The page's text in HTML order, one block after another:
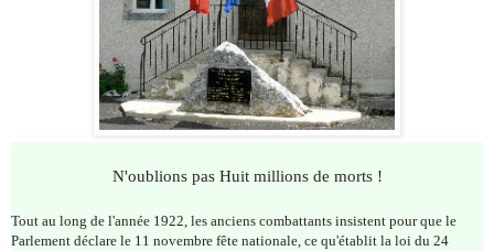
N'oublions pas Huit millions de morts !
Tout au long de l'année 1922, les anciens combattants insistent pour que le
Parlement déclare le 11 novembre fête nationale, ce qu'établit la loi du 24